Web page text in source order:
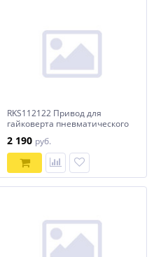
RKS112122 Привод для
гайковерта пневматического
2 190 руб.